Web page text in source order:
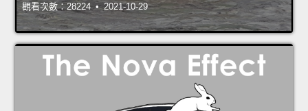
觀看次數：28224 • 2021-10-29